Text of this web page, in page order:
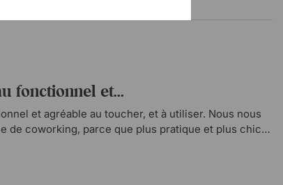
fonctionnel et...
et agréable au toucher, et à utiliser. Nous nous
de coworking, parce que plus pratique et plus chic